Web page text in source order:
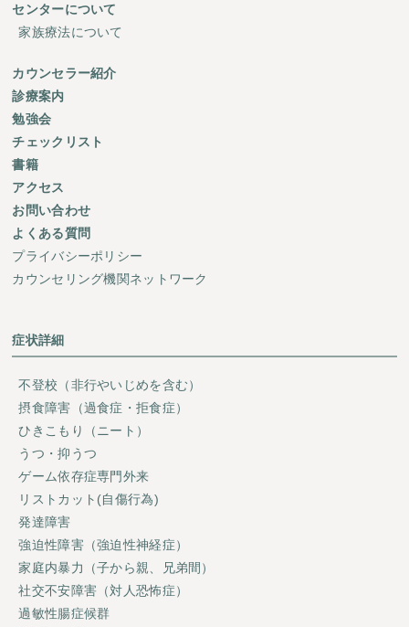
センターについて
家族療法について
カウンセラー紹介
診療案内
勉強会
チェックリスト
書籍
アクセス
お問い合わせ
よくある質問
プライバシーポリシー
カウンセリング機関ネットワーク
症状詳細
不登校（非行やいじめを含む）
摂食障害（過食症・拒食症）
ひきこもり（ニート）
うつ・抑うつ
ゲーム依存症専門外来
リストカット(自傷行為)
発達障害
強迫性障害（強迫性神経症）
家庭内暴力（子から親、兄弟間）
社交不安障害（対人恐怖症）
過敏性腸症候群